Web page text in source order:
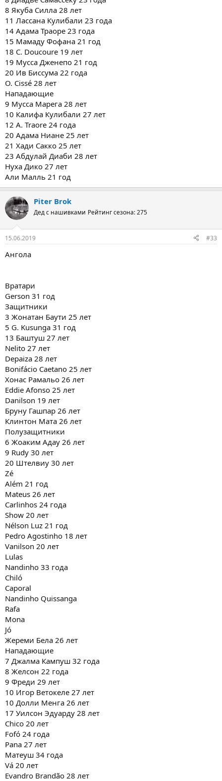
8 Якуба Силла 28 лет
11 Лассана Кулибали 23 года
14 Адама Траоре 23 года
15 Мамаду Фофана 21 год
18 C. Doucoure 19 лет
19 Мусса Дженепо 21 год
20 Ив Биссума 22 года
O. Cissé 28 лет
Нападающие
9 Мусса Марега 28 лет
10 Калифа Кулибали 27 лет
12 A. Traore 24 года
20 Адама Ниане 25 лет
21 Хади Сакко 25 лет
23 Абдулай Диаби 28 лет
Нуха Дико 27 лет
Али Малль 21 год
Piter Brok
Дед с нашивками Рейтинг сезона: 275
15.06.2019 #33
Ангола
Вратари
Gerson 31 год
Защитники
3 Жонатан Баути 25 лет
5 G. Kusunga 31 год
13 Баштуш 27 лет
Nelito 27 лет
Depaiza 28 лет
Bonifácio Caetano 25 лет
Хонас Рамальо 26 лет
Eddie Afonso 25 лет
Danilson 19 лет
Бруну Гашпар 26 лет
Клинтон Мата 26 лет
Полузащитники
6 Жоаким Адау 26 лет
9 Rudy 30 лет
20 Штелвиу 30 лет
Zé
Além 21 год
Mateus 26 лет
Carlinhos 24 года
Show 20 лет
Nélson Luz 21 год
Pedro Agostinho 18 лет
Vanilson 20 лет
Lulas
Nandinho 33 года
Chiló
Caporal
Nandinho Quissanga
Rafa
Mona
Jó
Жереми Бела 26 лет
Нападающие
7 Джалма Кампуш 32 года
8 Желсон 22 года
9 Фреди 29 лет
10 Игор Ветокеле 27 лет
10 Долли Менга 26 лет
17 Уилсон Эдуарду 28 лет
Chico 20 лет
Fofó 24 года
Pana 27 лет
Матеуш 34 года
Vá 20 лет
Evandro Brandão 28 лет